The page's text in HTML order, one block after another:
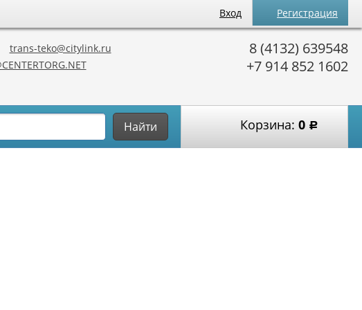
Вход Регистрация
8 (4132) 639548
+7 914 852 1602
trans-teko@citylink.ru
Корзина: 0 Р
Найти